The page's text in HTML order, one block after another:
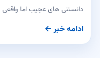
دانستنی های عجیب اما واقعی
ادامه خبر ←